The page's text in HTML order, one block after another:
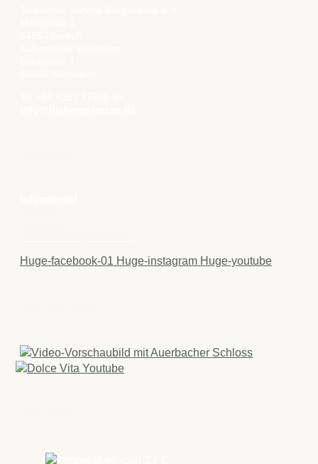
Huge-facebook-01 Huge-instagram Huge-youtube